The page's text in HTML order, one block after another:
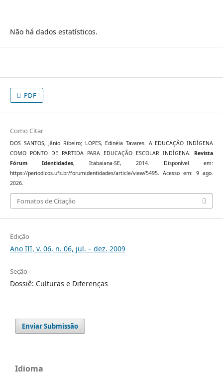
Não há dados estatísticos.
PDF
Como Citar
DOS SANTOS, Jânio Ribeiro; LOPES, Edinéia Tavares. A EDUCAÇÃO INDÍGENA
COMO PONTO DE PARTIDA PARA EDUCAÇÃO ESCOLAR INDÍGENA. Revista
Fórum Identidades, Itabaiana-SE, 2014. Disponível em:
https://periodicos.ufs.br/forumidentidades/article/view/5495. Acesso em: 9 ago.
2026.
Fomatos de Citação
Edição
Ano III, v. 06, n. 06, jul. – dez. 2009
Seção
Dossiê: Culturas e Diferenças
Enviar Submissão
Idioma